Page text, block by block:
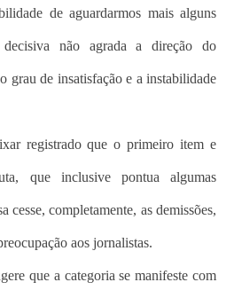
de aguardarmos mais alguns
não agrada a direção do
grau de insatisfação e a instabilidade
registrado que o primeiro item e
que inclusive pontua algumas
cesse, completamente, as demissões,
aos jornalistas.
que a categoria se manifeste com